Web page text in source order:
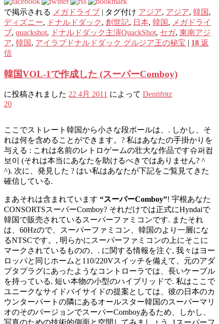
で掲示される メガドライブ | タグ付け アジア, アジア, 韓国 ,
ディズニー, ドナルドダック , 創世記, 日本, 韓国 , メガドライ
ブ, quackshot, ドナルドダック主演QuackShot, セガ, 東南アジ
ア, 韓国 , アイラブドナルドダック グルジア王の秘宝 | 18 返
信
韓国VOL-1で作成した (スーパーComboy)
に投稿されました 22 4月 2011 によって Dentifritz
20
ここでストレート韓国から小さな段ボールは、. しかし、そ
れは何を含めることができます。? 私はあなたの手掛かりを
与える : これは名前のレトロゲームの壮大な作品です슈퍼컴
보이 (それは本当にあなたを助けるべきではありません? ^
^). 次に、発見した ? はい私はあなたが下記をご覧見てきた
確信している.
まあそれは含まれています “スーパーComboy”! 宇根あなた
CONSORTSスーパーComboy? それだけでは正式にHyndaiで
韓国で販売されているスーパーファミコンです. またそれ
は、60Hzので、スーパーファミコン、韓国のより一層にな
るNTSCです。, 明らかにスーパーファミコンの上にそこに
マークされているものの、. に関する情報を注ぐ, 我々はヨー
ロッパと同じホームと110/220Vスイッチを備えて、元のアダ
プタプラグにあったようなコントローラでは、長いケーブル
を持っている. 短い本物の小型のハイブリッドで. 私はここで
ユニークなサイドバイサイドの提案としては、彼の日本のカ
ウンターパートの隣にあるオールスター韓国のスーパーマリ
オのそのバージョンでスーパーComboyあるため、しかし、